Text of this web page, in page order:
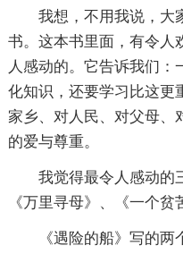
我想，不用我说，大
书。这本书里面，有令人
人感动的。它告诉我们：
化知识，还要学习比这更
家乡、对人民、对父母、
的爱与尊重。
我觉得最令人感动的
《万里寻母》、《一个贫
《遇险的船》写的